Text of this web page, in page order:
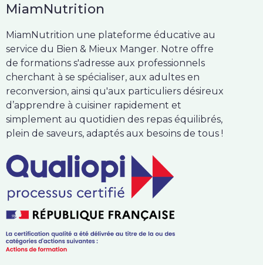
MiamNutrition
MiamNutrition une plateforme éducative au
service du Bien & Mieux Manger. Notre offre
de formations s'adresse aux professionnels
cherchant à se spécialiser, aux adultes en
reconversion, ainsi qu'aux particuliers désireux
d’apprendre à cuisiner rapidement et
simplement au quotidien des repas équilibrés,
plein de saveurs, adaptés aux besoins de tous !